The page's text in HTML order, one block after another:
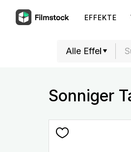
EFFEKTE
Sonniger